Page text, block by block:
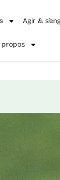
Agir &
propos